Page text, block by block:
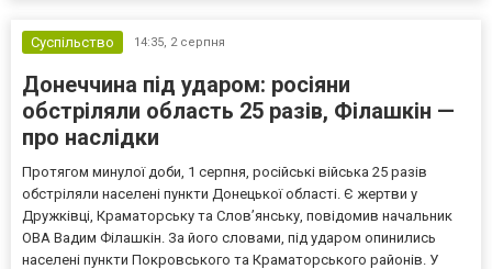
Суспільство 14:35, 2 серпня
Донеччина під ударом: росіяни
обстріляли область 25 разів, Філашкін —
про наслідки
Протягом минулої доби, 1 серпня, російські війська 25 разів
обстріляли населені пункти Донецької області. Є жертви у
Дружківці, Краматорську та Слов’янську, повідомив начальник
ОВА Вадим Філашкін. За його словами, під ударом опинились
населені пункти Покровського та Краматорського районів. У